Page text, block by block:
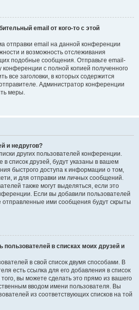
email от кого-то с этой
отправки email на данной конференции
и возможность отслеживания
подобные сообщения. Отправьте email-
с полной копией полученного
все заголовки, в которых содержится
Администратор конференции
меры.
и недругов?
других пользователей конференции.
в список друзей, будут указаны в вашем
быстрого доступа к информации о том,
и для отправки им личных сообщений.
также могут выделяться, если это
Если вы добавили пользователей
отправленные ими сообщения будут скрыты
пользователей в списках моих друзей и
в свой список двумя способами. В
есть ссылка для его добавления в список
вы можете сделать это прямо из вашего
вводом имени пользователя. Вы
из соответствующих списков на той